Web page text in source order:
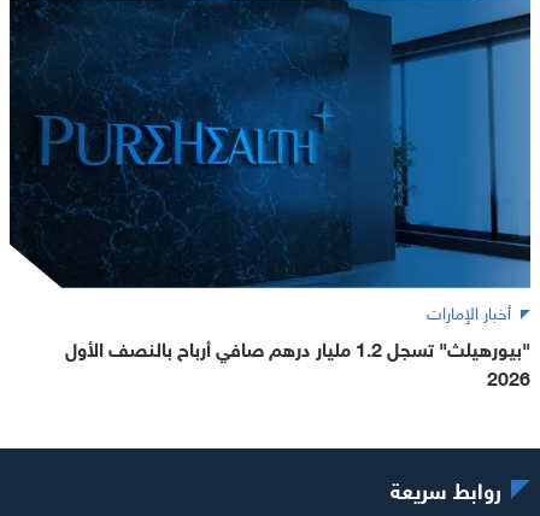
أخبار الإمارات
"بيورهيلث" تسجل 1.2 مليار درهم صافي أرباح بالنصف الأول
2026
روابط سريعة